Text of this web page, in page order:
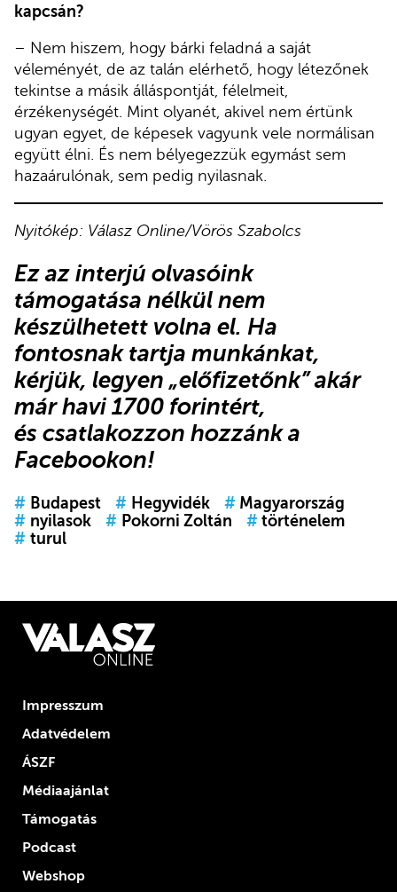
kapcsán?
– Nem hiszem, hogy bárki feladná a saját
véleményét, de az talán elérhető, hogy létezőnek
tekintse a másik álláspontját, félelmeit,
érzékenységét. Mint olyanét, akivel nem értünk
ugyan egyet, de képesek vagyunk vele normálisan
együtt élni. És nem bélyegezzük egymást sem
hazaárulónak, sem pedig nyilasnak.
Nyitókép: Válasz Online/Vörös Szabolcs
Ez az interjú olvasóink
támogatása nélkül nem
készülhetett volna el. Ha
fontosnak tartja munkánkat,
kérjük, legyen „előfizetőnk”akár
már havi 1700 forintért,
és csatlakozzon hozzánk a
Facebookon!
# Budapest # Hegyvidék # Magyarország
# nyilasok # Pokorni Zoltán # történelem
# turul
Impresszum
Adatvédelem
ÁSZF
Médiaajánlat
Támogatás
Podcast
Webshop